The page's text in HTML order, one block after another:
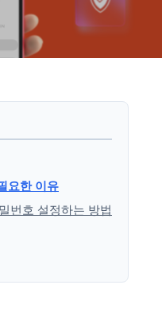
요한 이유
번호 설정하는 방법